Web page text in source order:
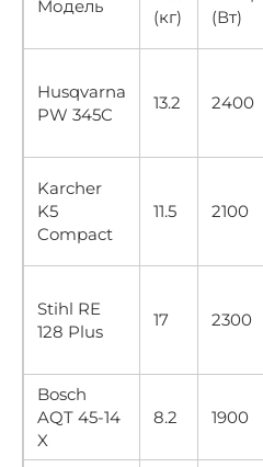
Модель
(кг)
(Вт)
Husqvarna
PW 345C
13.2 2400
Karcher
K5
Compact
11.5 2100
Stihl RE
128 Plus
17 2300
Bosch
AQT 45-14
X
8.2 1900